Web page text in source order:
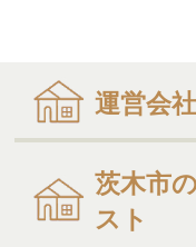
運営会
茨木市
スト